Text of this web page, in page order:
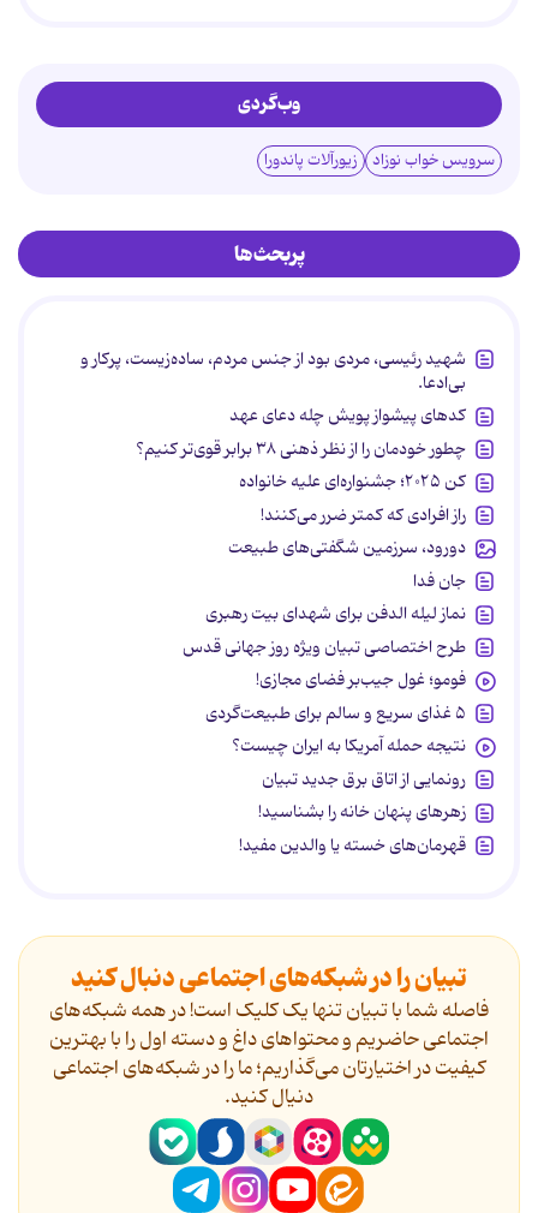
وب‌گردی
سرویس خواب نوزاد زیورآلات پاندورا
پربحث‌ها
شهید رئیسی، مردی بود از جنس مردم، ساده‌زیست، پرکار و
بی‌ادعا.
کدهای پیشواز پویش چله دعای عهد
چطور خودمان را از نظر ذهنی ۳۸ برابر قوی‌تر کنیم؟
کن ۲۰۲۵؛ جشنواره‌ای علیه خانواده
راز افرادی که کمتر ضرر می‌کنند!
دورود، سرزمین شگفتی‌های طبیعت
جان فدا
نماز لیله الدفن برای شهدای بیت رهبری
طرح اختصاصی تبیان ویژه روز جهانی قدس
فومو؛ غول جیب‌بر فضای مجازی!
۵ غذای سریع و سالم برای طبیعت‌گردی
نتیجه حمله آمریکا به ایران چیست؟
رونمایی از اتاق برق جدید تبیان
زهرهای پنهان خانه را بشناسید!
قهرمان‌های خسته یا والدین مفید!
تبیان را در شبکه‌های اجتماعی دنبال کنید
فاصله شما با تبیان تنها یک کلیک است! در همه شبکه‌های
اجتماعی حاضریم و محتواهای داغ و دسته اول را با بهترین
کیفیت در اختیارتان می‌گذاریم؛ ما را در شبکه‌های اجتماعی
دنیال کنید.